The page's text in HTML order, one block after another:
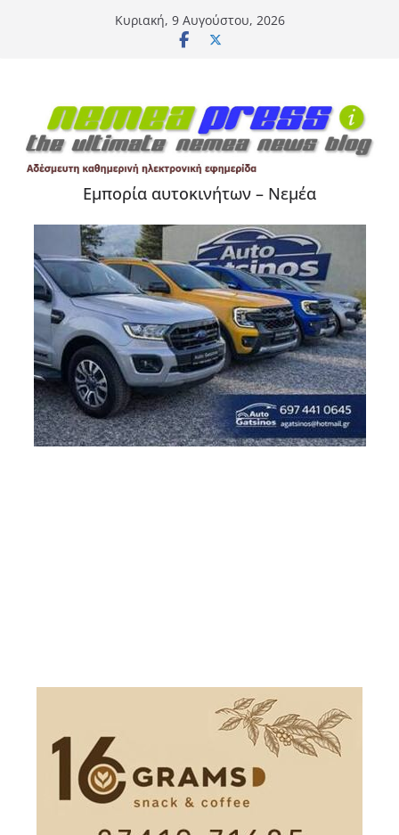
Κυριακή, 9 Αυγούστου, 2026
Εμπορία αυτοκινήτων – Νεμέα